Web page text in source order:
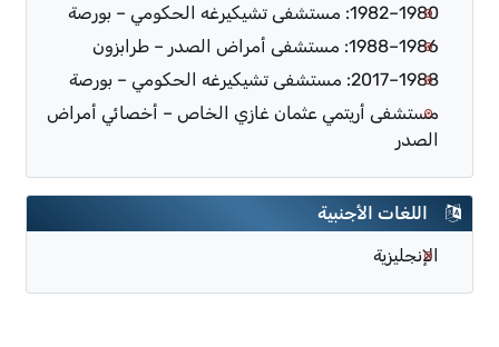
1980–1982: مستشفى تشيكيرغه الحكومي – بورصة
1986–1988: مستشفى أمراض الصدر – طرابزون
1988–2017: مستشفى تشيكيرغه الحكومي – بورصة
مستشفى أريتمي عثمان غازي الخاص – أخصائي أمراض
الصدر
اللغات الأجنبية
الإنجليزية